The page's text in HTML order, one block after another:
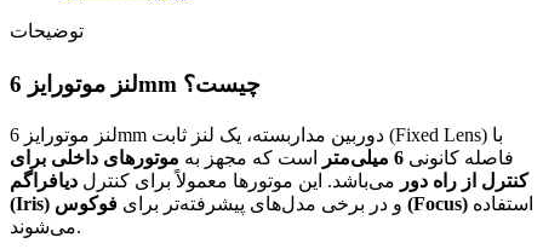
توضیحات
لنز موتورایز 6mm چیست؟
لنز موتورایز 6mm دوربین مداربسته، یک لنز ثابت (Fixed Lens) با
فاصله کانونی 6 میلی‌متر است که مجهز به موتورهای داخلی برای
کنترل از راه دور می‌باشد. این موتورها معمولاً برای کنترل دیافراگم
(Iris)
و در برخی مدل‌های پیشرفته‌تر برای فوکوس (Focus)
می‌شوند.